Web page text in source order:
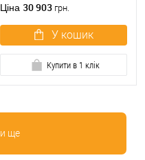
Ціна 30 903 грн.
У кошик
Купити в 1 клік
ще